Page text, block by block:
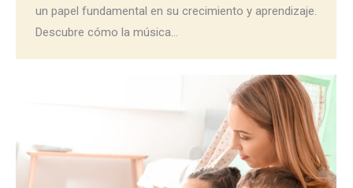
un papel fundamental en su crecimiento y aprendizaje.
Descubre cómo la música…